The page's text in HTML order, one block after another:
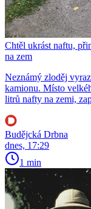
Chtěl ukrást naftu,
na zem
Neznámý zloděj
kamionu. Místo
litrů nafty na zemi,
Budějcká Drbna
dnes, 17:29
1 min